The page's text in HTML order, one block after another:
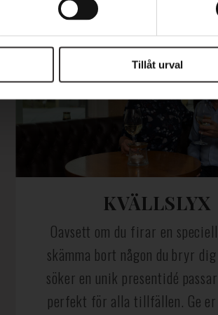
Tillåt urval
KVÄLLSLYX
Oavsett om du firar en
skämma bort någon du bryr
söker en unik presentidé
perfekt för alla tillfällen. Ge er